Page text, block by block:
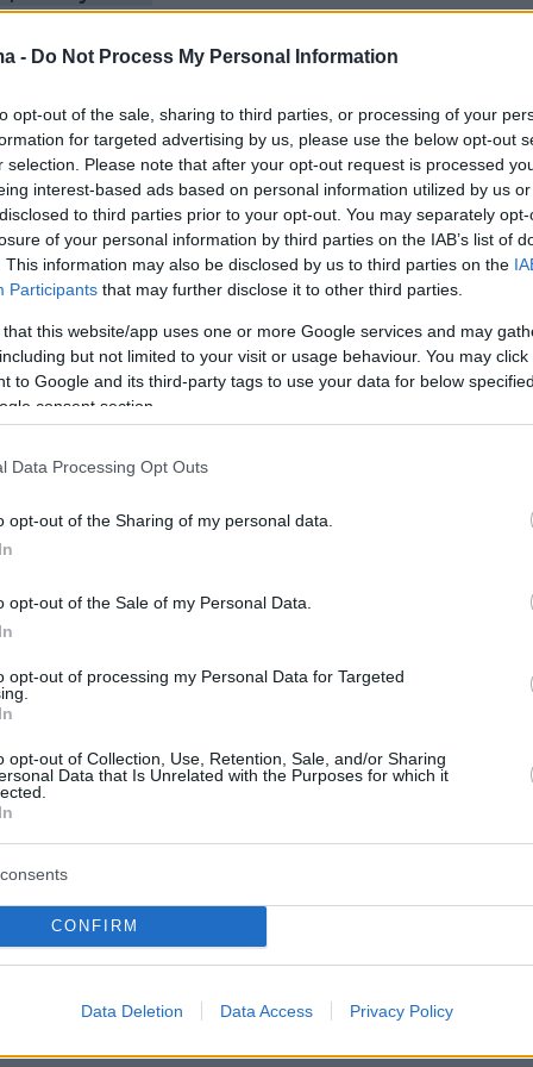
- Do Not Process My Personal Information
opt-out of the sale, sharing to third parties, or processing of your
for targeted advertising by us, please use the below opt-out
selection. Please note that after your opt-out request is processed
interest-based ads based on personal information utilized by us
to third parties prior to your opt-out. You may separately
of your personal information by third parties on the IAB’s list of
This information may also be disclosed by us to third parties on the
Participants that may further disclose it to other third parties.
that this website/app uses one or more Google services and may
but not limited to your visit or usage behaviour. You may
to Google and its third-party tags to use your data for below
consent section.
Data Processing Opt Outs
opt-out of the Sharing of my personal data.
opt-out of the Sale of my Personal Data.
opt-out of processing my Personal Data for Targeted
opt-out of Collection, Use, Retention, Sale, and/or Sharing
Data that Is Unrelated with the Purposes for which it
CONFIRM
Data Deletion Data Access Privacy Policy
Celebrity (@DailyMailCeleb)March 14,
αυτοκτονίας της προκάλεσε σοκ στα
πρόσωπα, με τη μικρότερη κόρη της, Χέιλι,
που τη βρήκε νεκρή, σε κατάσταση
Λίγες ημέρες αργότερα, η μεγαλύτερη κόρη
αποχαιρέτησε τη μητέρα της με ένα μήνυμα
, εκφράζοντας το ανείπωτο κενό που
της.«Θα έκανα τα πάντα για να σε
άγγελέ μου για πάντα»,
τα πάντα μου. Σου υπόσχομαι ότι θα σε
επίσης ότι η κόρη της, Λόντον,
τη Χέιλι για πάντα».
έκλεισε με τα λόγια:«Μαμά, σε αγαπώ
Ο πόνος είναι αβάσταχτος, αλλά θα είμαι
της